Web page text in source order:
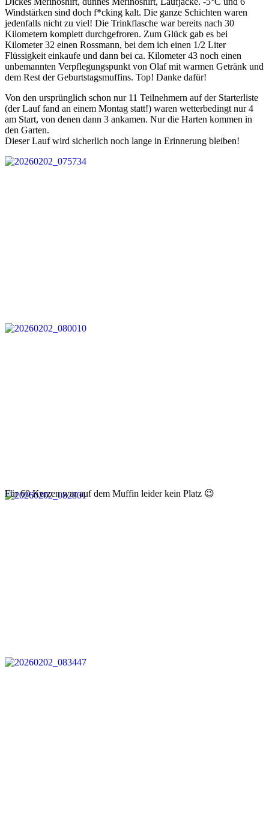
Windstärken sind doch f*cking kalt. Die ganze Schichten waren
jedenfalls nicht zu viel! Die Trinkflasche war bereits nach 30
Kilometern komplett durchgefroren. Zum Glück gab es bei
Kilometer 32 einen Rossmann, bei dem ich einen 1/2 Liter
Flüssigkeit einkaufe und dann bei ca. Kilometer 43 noch einen
unbemannten Verpflegungspunkt von Olaf mit warmen Getränk und
dem Rest der Geburtstagsmuffins. Top! Danke dafür!
Von den ursprünglich schon nur 11 Teilnehmern auf der Starterliste
(der Lauf fand an einem Montag statt!) waren wetterbedingt nur 4
am Start, von denen dann 3 ankamen. Nur die Harten kommen in
den Garten.
Dieser Lauf wird sicherlich noch lange in Erinnerung bleiben!
Für 60 Kerzen war auf dem Muffin leider kein Platz 😉